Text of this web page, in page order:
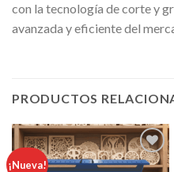
con la tecnología de corte y
avanzada y eficiente del
PRODUCTOS
¡Nueva!